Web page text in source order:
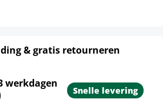
& gratis retourneren
werkdagen
Snelle levering